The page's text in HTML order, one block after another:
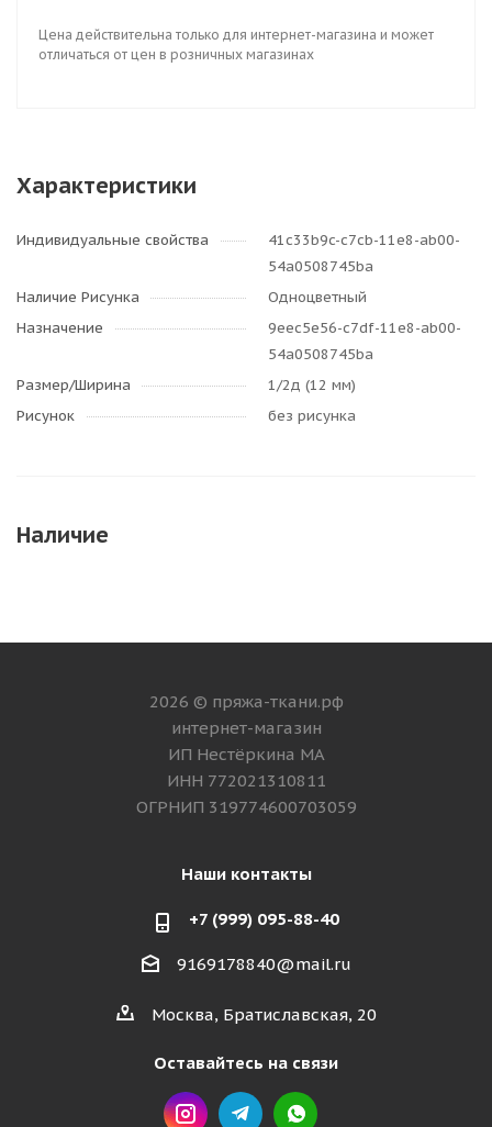
Цена действительна только для интернет-магазина и может
отличаться от цен в розничных магазинах
Характеристики
Индивидуальные свойства
41c33b9c-c7cb-11e8-ab00-
54a0508745ba
Наличие Рисунка
Одноцветный
Назначение
9eec5e56-c7df-11e8-ab00-
54a0508745ba
Размер/Ширина
1/2д (12 мм)
Рисунок
без рисунка
Наличие
2026 © пряжа-ткани.рф
интернет-магазин
ИП Нестёркина МА
ИНН 772021310811
ОГРНИП 319774600703059
Наши контакты
+7 (999) 095-88-40
9169178840@mail.ru
Москва, Братиславская, 20
Оставайтесь на связи